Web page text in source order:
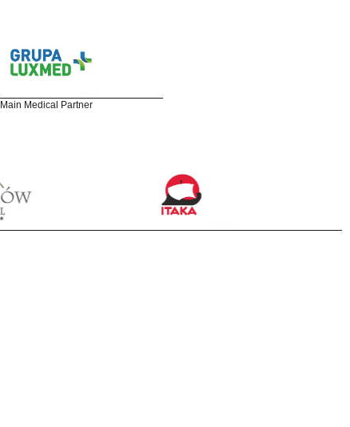
Main Medical Partner